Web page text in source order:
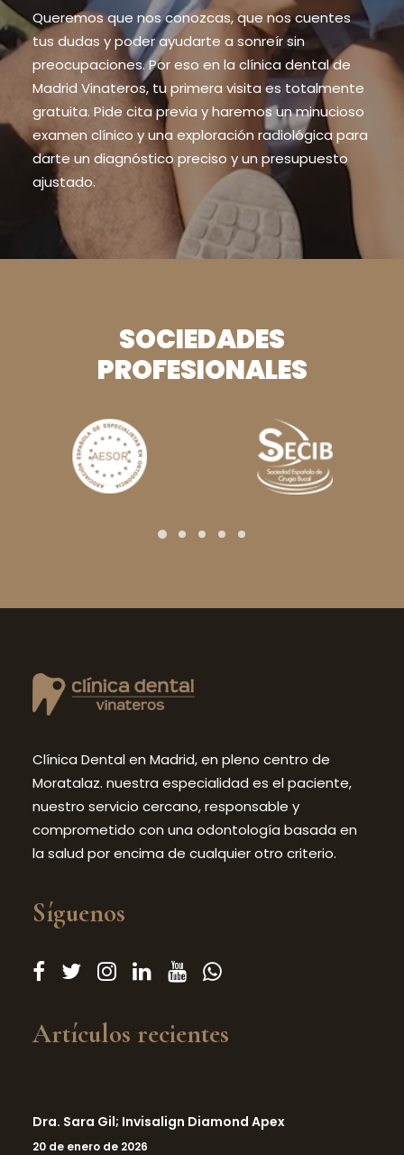
Queremos que nos conozcas, que nos cuentes
tus dudas y poder ayudarte a sonreír sin
preocupaciones. Por eso en la clínica dental de
Madrid Vinateros, tu primera visita es totalmente
gratuita. Pide cita previa y haremos un minucioso
examen clínico y una exploración radiológica para
darte un diagnóstico preciso y un presupuesto
ajustado.
SOCIEDADES
PROFESIONALES
Clínica Dental en Madrid, en pleno centro de
Moratalaz. nuestra especialidad es el paciente,
nuestro servicio cercano, responsable y
comprometido con una odontología basada en
la salud por encima de cualquier otro criterio.
Síguenos
Artículos recientes
Dra. Sara Gil; Invisalign Diamond Apex
20 de enero de 2026